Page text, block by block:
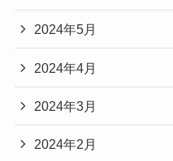
2024年5月
2024年4月
2024年3月
2024年2月